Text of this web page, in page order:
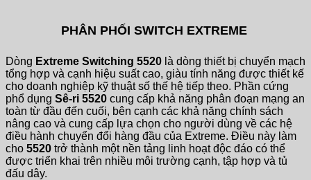
PHÂN PHỐI SWITCH EXTREME
Dòng Extreme Switching 5520 là dòng thiết bị chuyển mạch
tổng hợp và cạnh hiệu suất cao, giàu tính năng được thiết kế
cho doanh nghiệp kỹ thuật số thế hệ tiếp theo. Phần cứng
phổ dụng Sê-ri 5520 cung cấp khả năng phân đoạn mạng an
toàn từ đầu đến cuối, bên cạnh các khả năng chính sách
nâng cao và cung cấp lựa chọn cho người dùng về các hệ
điều hành chuyển đổi hàng đầu của Extreme. Điều này làm
cho 5520 trở thành một nền tảng linh hoạt độc đáo có thể
được triển khai trên nhiều môi trường cạnh, tập hợp và tủ
đấu dây.